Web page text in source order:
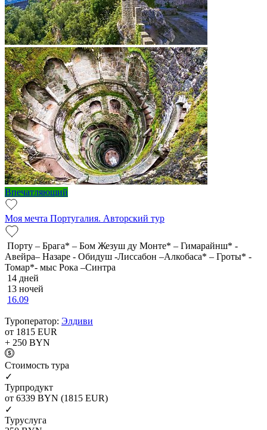
Впечатляющий
Моя мечта Португалия. Авторский тур
Порту – Брага* – Бом Жезуш ду Монте* – Гимарайнш* -
Авейра– Назаре - Обидуш -Лиссабон –Алкобаса* – Гроты* -
Томар*- мыс Рока –Синтра
14 дней
13 ночей
16.09
Туроператор: Элдиви
от 1815 EUR
+ 250 BYN
Cтоимость тура
✓
Турпродукт
от 6339 BYN (1815 EUR)
✓
Туруслуга